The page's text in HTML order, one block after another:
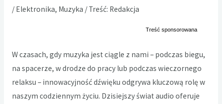
/ Elektronika, Muzyka / Treść: Redakcja
W czasach, gdy muzyka jest ciągle z nami – podczas biegu,
na spacerze, w drodze do pracy lub podczas wieczornego
relaksu – innowacyjność dźwięku odgrywa kluczową rolę w
naszym codziennym życiu. Dzisiejszy świat audio oferuje